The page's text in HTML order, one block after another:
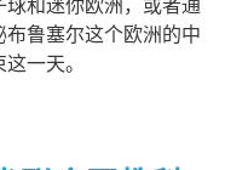
和迷你欧洲，或者通
鲁塞尔这个欧洲的中
一天。